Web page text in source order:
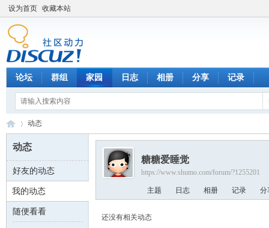
设为首页 收藏本站
论坛 群组 家园 日志 相册 分享 记录
数 ›
动态
动态
好友的动态
我的动态
随便看看
糖糖爱睡觉
https://www.shumo.com/forum/?1255201
主题 日志 相册 记录 分
还没有相关动态